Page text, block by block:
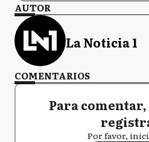
AUTOR
La Noticia 1
COMENTARIOS
Para
Por favor,